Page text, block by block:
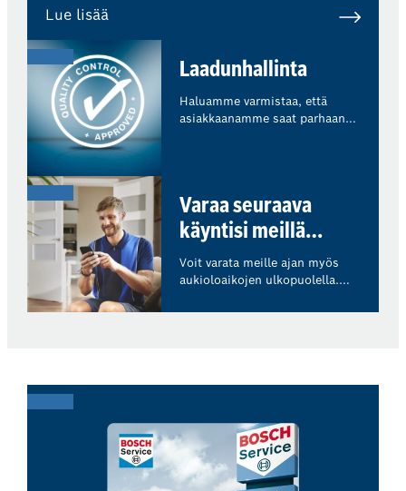
Lue lisää
Laadunhallinta
Haluamme varmistaa, että
asiakkaanamme saat parhaan
valvovat säännöllisesti
laatustandardejamme ja
menettelytapojamme.
Varaa seuraava
käyntisi meillä
verkossa!
Voit varata meille ajan myös
aukioloaikojen ulkopuolella.
korjaamokäyntisi helposti ja